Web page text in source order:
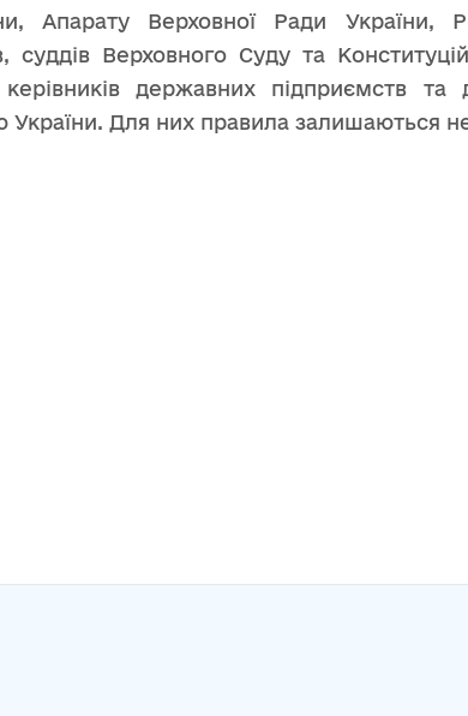
Апарату Верховної Ради України,
Верховного Суду та
державних підприємств та
Для них правила залишаються